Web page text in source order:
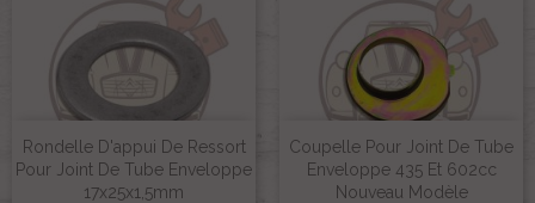
Rondelle D'appui De Ressort
Pour Joint De Tube Enveloppe
17x25x1,5mm
Coupelle Pour Joint De Tube
Enveloppe 435 Et 602cc
Nouveau Modèle